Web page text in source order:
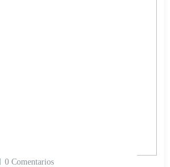
0 Comentarios